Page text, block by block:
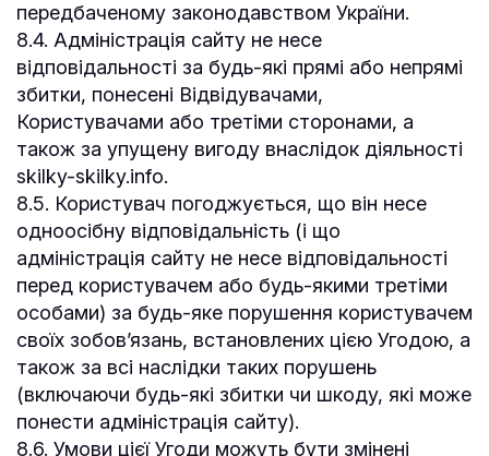
передбаченому законодавством України.
8.4. Адміністрація сайту не несе
відповідальності за будь-які прямі або непрямі
збитки, понесені Відвідувачами,
Користувачами або третіми сторонами, а
також за упущену вигоду внаслідок діяльності
skilky-skilky.info.
8.5. Користувач погоджується, що він несе
одноосібну відповідальність (і що
адміністрація сайту не несе відповідальності
перед користувачем або будь-якими третіми
особами) за будь-яке порушення користувачем
своїх зобов’язань, встановлених цією Угодою, а
також за всі наслідки таких порушень
(включаючи будь-які збитки чи шкоду, які може
понести адміністрація сайту).
8.6. Умови цієї Угоди можуть бути змінені